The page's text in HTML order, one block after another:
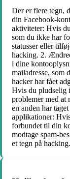
Der er flere tegn,
din Facebook-
aktiviteter: Hvis
som du ikke har
statusser eller
hacking. 2.
i dine
mailadresse, som
hacker har fået
Hvis du pludselig
problemer med at
en anden har
applikationer:
forbundet til din
modtage spam-
et tegn på hacking.